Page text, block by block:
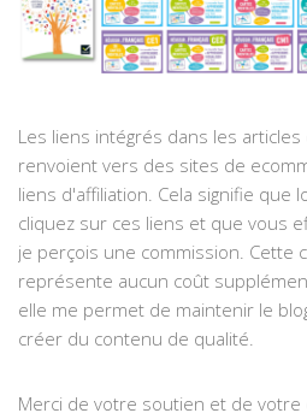
Les liens intégrés dans les articles
renvoient vers des sites de
liens d'affiliation. Cela signifie que
cliquez sur ces liens et que vous
je perçois une commission. Cette
représente aucun coût
elle me permet de maintenir le
créer du contenu de qualité.
Merci de votre soutien et de votre